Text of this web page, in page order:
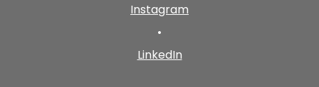
Instagram
•
LinkedIn